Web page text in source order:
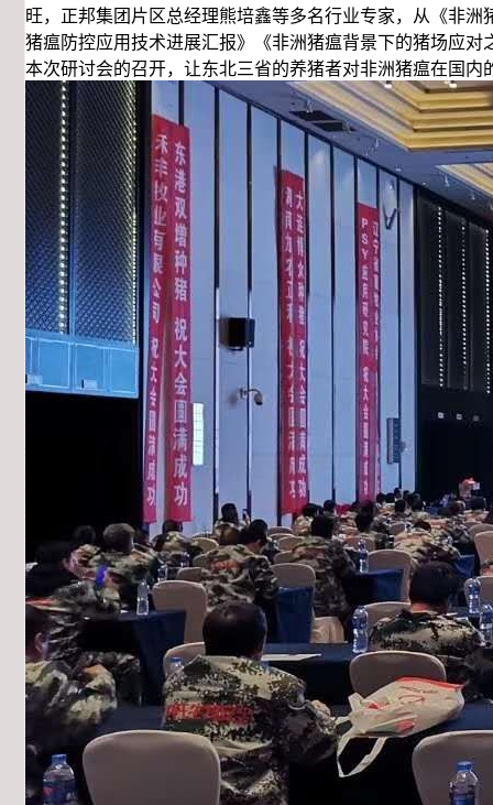
旺，正邦集团片区总经理熊培鑫等多名行业专家，从《非
猪瘟防控应用技术进展汇报》《非洲猪瘟背景下的猪场应
本次研讨会的召开，让东北三省的养猪者对非洲猪瘟在国